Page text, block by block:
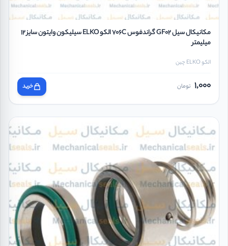
مکانیکال سیل GF02 گراندفوس 706C الکو ELKO سیلیکون وایتون سایز 12
میلیمتر
الکو ELKO چین
1,000 تومان خرید